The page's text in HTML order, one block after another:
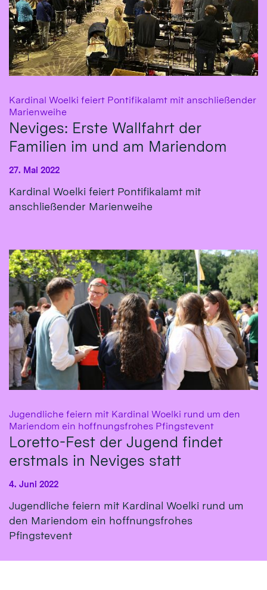
Kardinal Woelki feiert Pontifikalamt mit anschließender
Marienweihe
Neviges: Erste Wallfahrt der
Familien im und am Mariendom
27. Mai 2022
Kardinal Woelki feiert Pontifikalamt mit
anschließender Marienweihe
Jugendliche feiern mit Kardinal Woelki rund um den
Mariendom ein hoffnungsfrohes Pfingstevent:
Loretto-Fest der Jugend findet
erstmals in Neviges statt
4. Juni 2022
Jugendliche feiern mit Kardinal Woelki rund um
den Mariendom ein hoffnungsfrohes
Pfingstevent